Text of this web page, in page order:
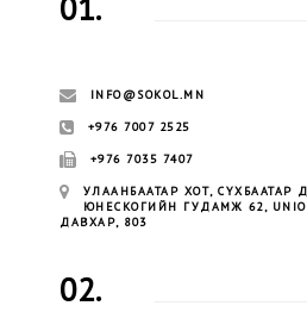
01.
INFO@SOKOL.MN
+976 7007 2525
+976 7035 7407
УЛААНБААТАР ХОТ, СҮХБААТАР
ЮНЕСКОГИЙН ГУДАМЖ 62,
ДАВХАР, 803
02.